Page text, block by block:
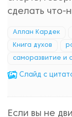
сделать что-
Аллан Кардек
Книга духов
саморазвитие и
Cлайд с
Если вы не